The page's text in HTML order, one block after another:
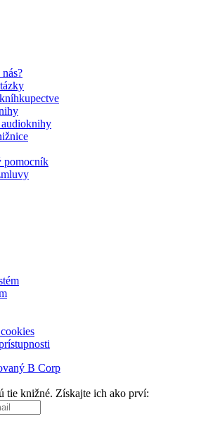
B Corp
tie knižné. Získajte ich ako prví: